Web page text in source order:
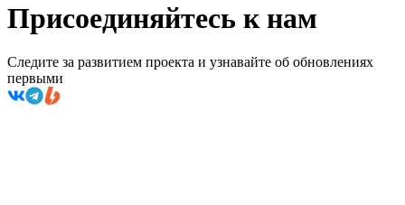
Присоединяйтесь к нам
Следите за развитием проекта и узнавайте об обновлениях
первыми